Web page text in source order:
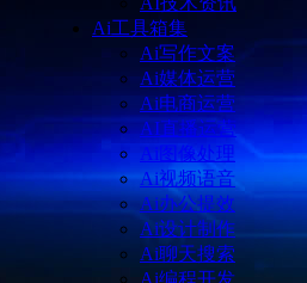
Ai工具箱集
Ai写作文案
Ai媒体运营
Ai电商运营
AI直播运营
Ai图像处理
Ai视频语音
Ai办公提效
Ai设计制作
Ai聊天搜索
Ai编程开发